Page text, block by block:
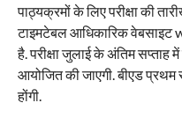
पाठ्यक्रमों के लिए परीक्षा की
टाइमटेबल आधिकारिक वेबसाइट
है. परीक्षा जुलाई के अंतिम
आयोजित की जाएगी. बीएड प्रथम
होंगी.